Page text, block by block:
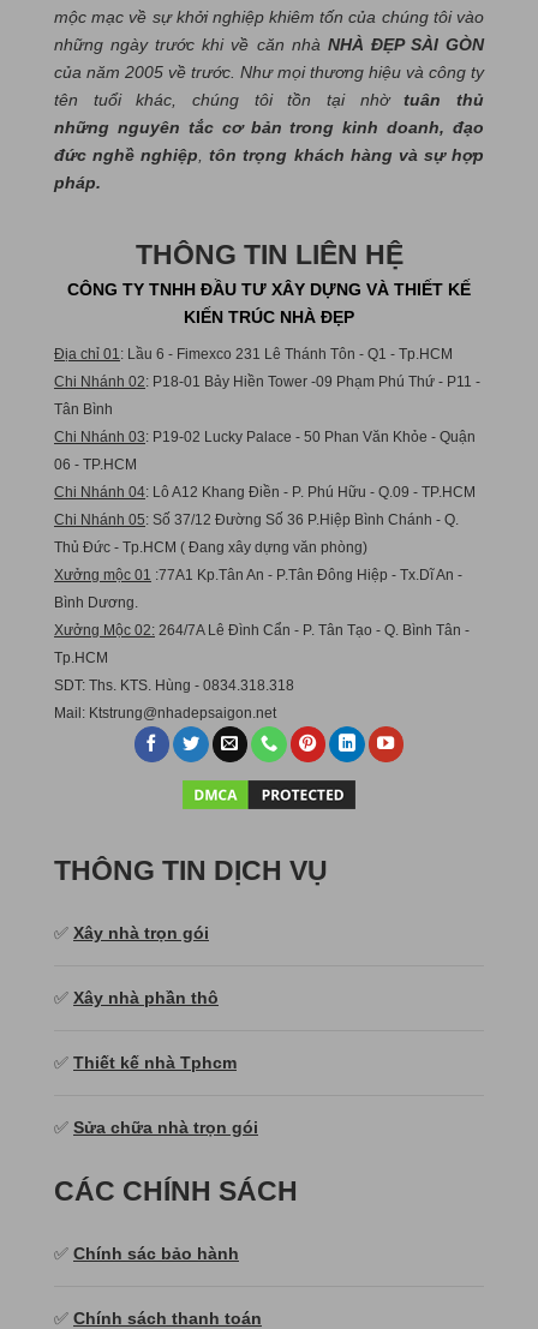
mộc mạc về sự khởi nghiệp khiêm tốn của chúng tôi vào
những ngày trước khi về căn nhà NHÀ ĐẸP SÀI GÒN
của năm 2005 về trước. Như mọi thương hiệu và công ty
tên tuổi khác, chúng tôi tồn tại nhờtuân thủ
những nguyên tắc cơ bản trong kinh doanh, đạo
đức nghề nghiệp ,tôn trọng khách hàng và sự hợp
pháp.
THÔNG TIN LIÊN HỆ
CÔNG TY TNHH ĐẦU TƯ XÂY DỰNG VÀ THIẾT KẾ
KIẾN TRÚC NHÀ ĐẸP
Địa chỉ 01 : Lầu 6 - Fimexco 231 Lê Thánh Tôn - Q1 - Tp.HCM
Chi Nhánh 02: P18-01 Bảy Hiền Tower -09 Phạm Phú Thứ - P11 -
Tân Bình
Chi Nhánh 03: P19-02 Lucky Palace - 50 Phan Văn Khỏe - Quận
06 - TP.HCM
Chi Nhánh 04: Lô A12 Khang Điền - P. Phú Hữu - Q.09 - TP.HCM
Chi Nhánh 05: Số 37/12 Đường Số 36 P.Hiệp Bình Chánh - Q.
Thủ Đức - Tp.HCM ( Đang xây dựng văn phòng)
Xưởng mộc 01
:77A1 Kp.Tân An - P.Tân Đông Hiệp - Tx.Dĩ An -
Bình Dương.
Xưởng Mộc 02: 264/7A Lê Đình Cẩn - P. Tân Tạo - Q. Bình Tân -
Tp.HCM
SDT: Ths. KTS. Hùng - 0834.318.318
Mail: Ktstrung@nhadepsaigon.net
THÔNG TIN DỊCH VỤ
✅ Xây nhà trọn gói
✅ Xây nhà phần thô
✅ Thiết kế nhà Tphcm
✅ Sửa chữa nhà trọn gói
CÁC CHÍNH SÁCH
✅ Chính sác bảo hành
✅ Chính sách thanh toán